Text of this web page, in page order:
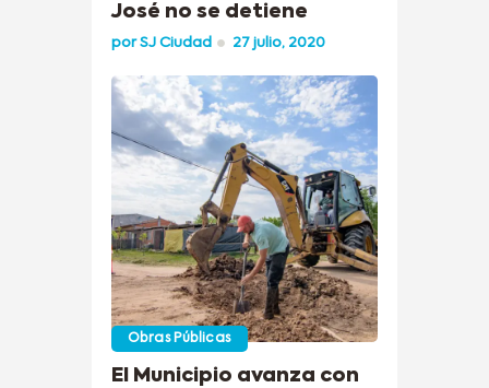
José no se detiene
porSJ Ciudad 27 julio, 2020
Obras Públicas
El Municipio avanza con